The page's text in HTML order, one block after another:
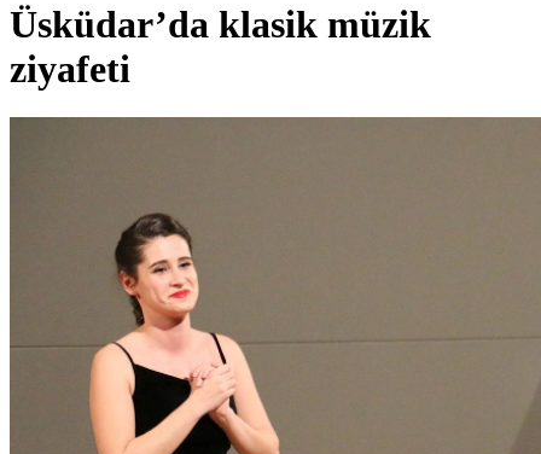
Üsküdar’da klasik müzik
ziyafeti